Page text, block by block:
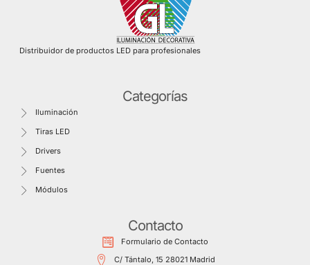
Distribuidor de productos LED para profesionales
Categorías
Iluminación
Tiras LED
Drivers
Fuentes
Módulos
Contacto
Formulario de Contacto
C/ Tántalo, 15 28021 Madrid